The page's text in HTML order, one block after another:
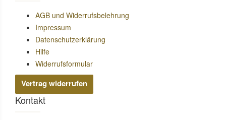
AGB und Widerrufsbelehrung
Impressum
Datenschutzerklärung
Hilfe
Widerrufsformular
Vertrag widerrufen
Kontakt